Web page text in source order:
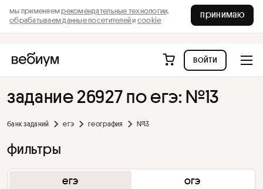
мы применяемрекомендательные технологии,
обрабатываем данные посетителейи cookie
принимаю
войти
задание 26927 по егэ: №13
банк заданий егэ география №13
фильтры
егэ огэ